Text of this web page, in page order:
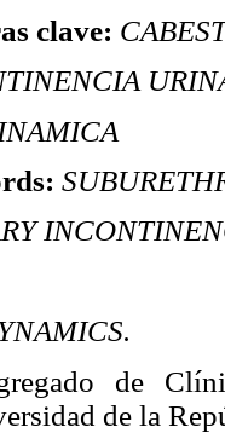
clave:
de
de la